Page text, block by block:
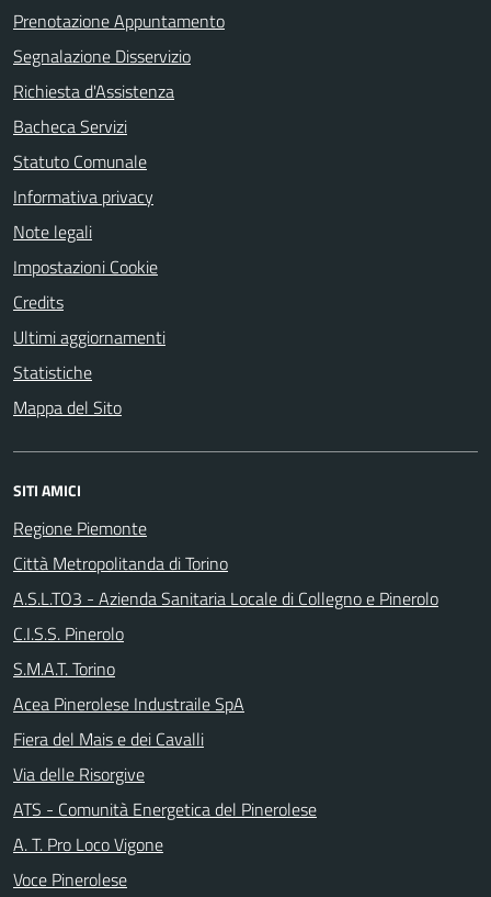
Prenotazione Appuntamento
Segnalazione Disservizio
Richiesta d'Assistenza
Bacheca Servizi
Statuto Comunale
Informativa privacy
Note legali
Impostazioni Cookie
Credits
Ultimi aggiornamenti
Statistiche
Mappa del Sito
SITI AMICI
Regione Piemonte
Città Metropolitanda di Torino
A.S.L.TO3 - Azienda Sanitaria Locale di Collegno e Pinerolo
C.I.S.S. Pinerolo
S.M.A.T. Torino
Acea Pinerolese Industraile SpA
Fiera del Mais e dei Cavalli
Via delle Risorgive
ATS - Comunità Energetica del Pinerolese
A. T. Pro Loco Vigone
Voce Pinerolese